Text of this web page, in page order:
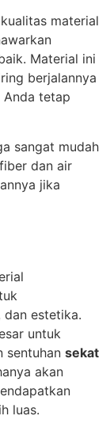
material
Material ini
berjalannya
tetap
sangat mudah
dan air
jika
dan estetika.
untuk
sentuhan sekat
akan
luas.